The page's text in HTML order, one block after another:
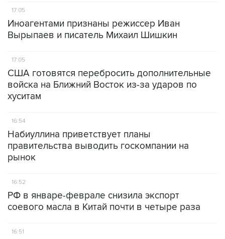
17:05
Иноагентами признаны режиссер Иван
Вырыпаев и писатель Михаил Шишкин
17:05
США готовятся перебросить дополнительные
войска на Ближний Восток из-за ударов по
хуситам
16:54
Набиуллина приветствует планы
правительства выводить госкомпании на
рынок
16:52
РФ в январе-феврале снизила экспорт
соевого масла в Китай почти в четыре раза
16:51